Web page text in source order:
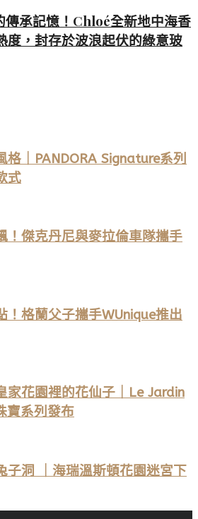
傳承記憶！Chloé全新地中海香
度，封存於波浪起伏的綠意玻
｜PANDORA Signature系列
式
！傑克丹尼與麥拉倫車隊攜手
！格蘭父子攜手WUnique推出
家花園裡的花仙子｜Le Jardin
寶系列發布
子洞 ｜海瑞溫斯頓花園迷宮下